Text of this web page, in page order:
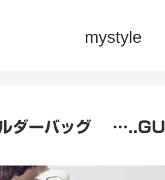
mystyle
ルダーバッグ …..GU